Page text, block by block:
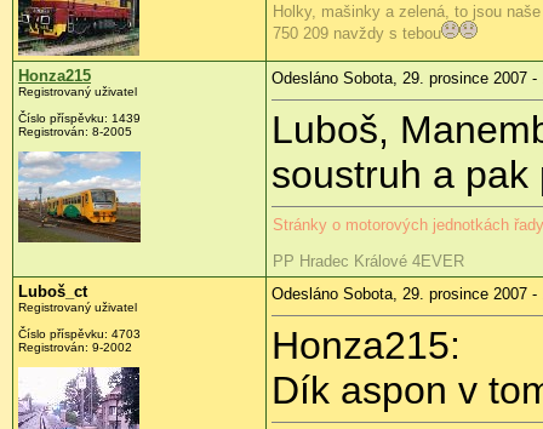
Holky, mašinky a zelená, to jsou
750 209 navždy s tebou
Honza215
Registrovaný uživatel
Číslo příspěvku: 1439
Registrován: 8-2005
Odesláno Sobota, 29. prosince 2007 -
Luboš,
soustruh a pak
Stránky o motorových jednotkách
PP Hradec Králové 4EVER
Luboš_ct
Registrovaný uživatel
Číslo příspěvku: 4703
Registrován: 9-2002
Odesláno Sobota, 29. prosince 2007 -
Honza215:
Dík aspon v